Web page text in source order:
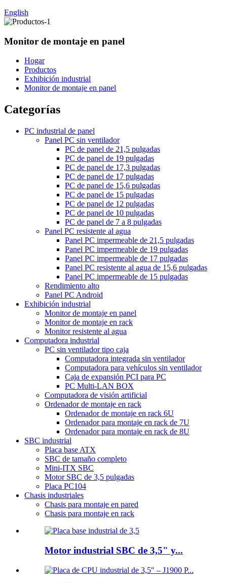
English
Monitor de montaje en panel
Hogar
Productos
Exhibición industrial
Monitor de montaje en panel
Categorías
PC industrial de panel
Panel PC sin ventilador
PC de panel de 21,5 pulgadas
PC de panel de 19 pulgadas
PC de panel de 17,3 pulgadas
PC de panel de 17 pulgadas
PC de panel de 15,6 pulgadas
PC de panel de 15 pulgadas
PC de panel de 12 pulgadas
PC de panel de 10 pulgadas
PC de panel de 7 a 8 pulgadas
Panel PC resistente al agua
Panel PC impermeable de 21,5 pulgadas
Panel PC impermeable de 19 pulgadas
Panel PC impermeable de 17 pulgadas
Panel PC resistente al agua de 15,6 pulgadas
Panel PC impermeable de 15 pulgadas
Rendimiento alto
Panel PC Android
Exhibición industrial
Monitor de montaje en panel
Monitor de montaje en rack
Monitor resistente al agua
Computadora industrial
PC sin ventilador tipo caja
Computadora integrada sin ventilador
Computadora para vehículos sin ventilador
Caja de expansión PCI para PC
PC Multi-LAN BOX
Computadora de visión artificial
Ordenador de montaje en rack
Ordenador de montaje en rack 6U
Ordenador para montaje en rack de 7U
Ordenador para montaje en rack de 8U
SBC industrial
Placa base ATX
SBC de tamaño completo
Mini-ITX SBC
Motor SBC de 3,5 pulgadas
Placa PC104
Chasis industriales
Chasis para montaje en pared
Chasis para montaje en rack
Motor industrial SBC de 3,5" y...